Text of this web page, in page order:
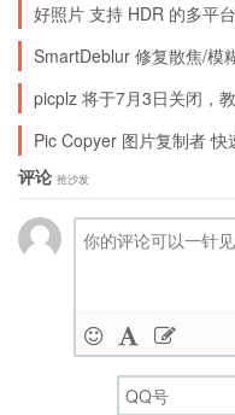
下载(372KB)
divshare | box |
好照片 支持 HDR 的多平
SmartDeblur 修复散焦/模
picplz 将于7月3日关闭，
Pic Copyer 图片复制者
评论 抢沙发